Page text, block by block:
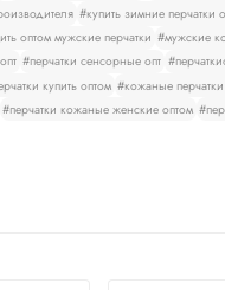
#купить зимние перчатки
оптом мужские перчатки #мужские
#перчатки сенсорные опт
купить оптом #кожаные
#перчатки кожаные женские оптом